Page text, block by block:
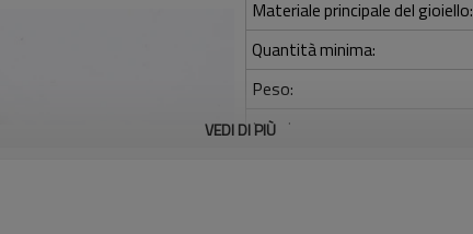
Materiale principale del gioiello:
Quantità minima:
Peso:
Lunghezza:
VEDI DI PIÙ